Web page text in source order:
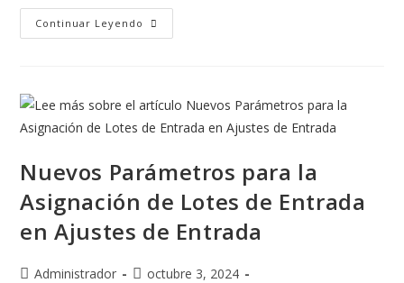
Continuar Leyendo
Nuevos Parámetros para la
Asignación de Lotes de Entrada
en Ajustes de Entrada
Administrador
octubre 3, 2024